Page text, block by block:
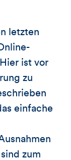
letzten
ist vor
zu
einfache
zum